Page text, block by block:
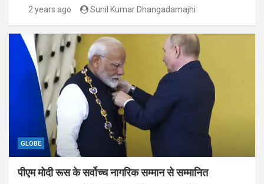
2 years ago Sunil Kumar Dhangadamajhi
GLOBE
पीएम मोदी रूस के सर्वोच्च नागरिक सम्मान से सम्मानित